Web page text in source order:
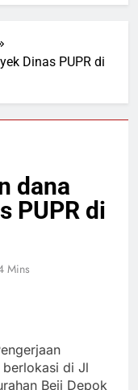
Dinas PUPR di
dana
PUPR di
Mins
berlokasi di Jl
Beji Depok